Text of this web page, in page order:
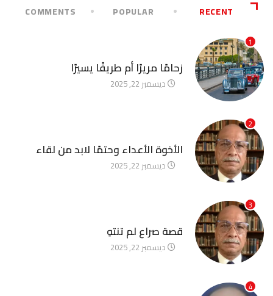
RECENT
POPULAR
COMMENTS
1
زحامًا مريرًا أم طريقًا يسيرًا
ديسمبر 22, 2025
2
الأخوة الأعداء وحتمًا لابد من لقاء
ديسمبر 22, 2025
3
قصة صراع لم تنتهِ
ديسمبر 22, 2025
4